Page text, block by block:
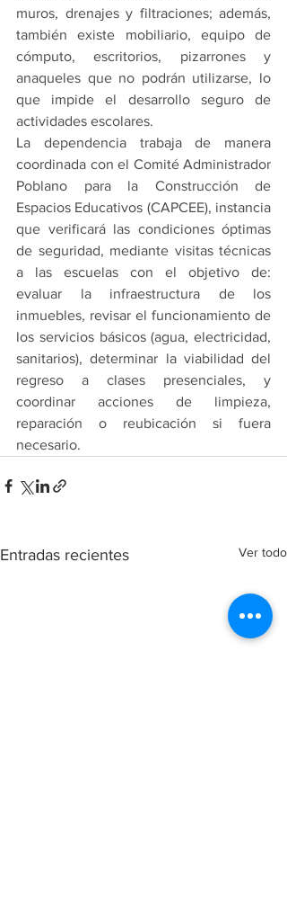
muros, drenajes y filtraciones; además,
también existe mobiliario, equipo de
cómputo, escritorios, pizarrones y
anaqueles que no podrán utilizarse, lo
que impide el desarrollo seguro de
actividades escolares.
La dependencia trabaja de manera
coordinada con el Comité Administrador
Poblano para la Construcción de
Espacios Educativos (CAPCEE), instancia
que verificará las condiciones óptimas
de seguridad, mediante visitas técnicas
a las escuelas con el objetivo de:
evaluar la infraestructura de los
inmuebles, revisar el funcionamiento de
los servicios básicos (agua, electricidad,
sanitarios), determinar la viabilidad del
regreso a clases presenciales, y
coordinar acciones de limpieza,
reparación o reubicación si fuera
necesario.
Entradas recientes Ver todo